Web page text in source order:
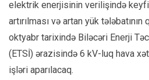
elektrik enerjisinin verilişində
artırılması və artan yük
oktyabr tarixində Biləcəri Enerji
(ETSİ) ərazisində 6 kV-luq hava
işləri aparılacaq.